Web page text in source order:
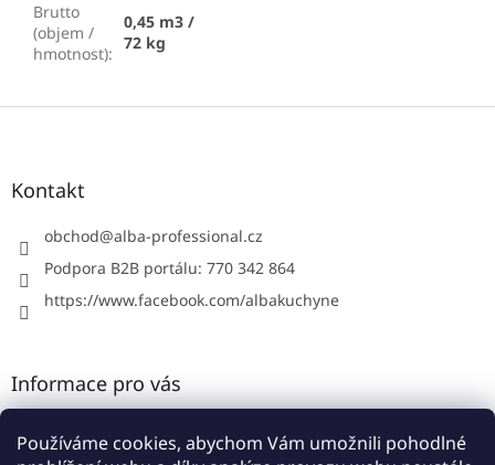
Používáme cookies, abychom Vám umožnili pohodlné
Brutto
(objem /
hmotnost):
0,45 m3 /
72 kg
Z
Kontakt
obchod@alba-professional.cz
Podpora B2B portálu: 770 342 864
https://www.facebook.com/albakuchyne
Informace pro vás
Obchodní podmínky